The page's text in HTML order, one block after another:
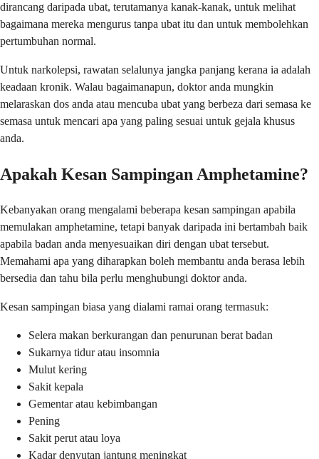
dirancang daripada ubat, terutamanya kanak-kanak, untuk melihat
bagaimana mereka mengurus tanpa ubat itu dan untuk membolehkan
pertumbuhan normal.
Untuk narkolepsi, rawatan selalunya jangka panjang kerana ia adalah
keadaan kronik. Walau bagaimanapun, doktor anda mungkin
melaraskan dos anda atau mencuba ubat yang berbeza dari semasa ke
semasa untuk mencari apa yang paling sesuai untuk gejala khusus
anda.
Apakah Kesan Sampingan Amphetamine?
Kebanyakan orang mengalami beberapa kesan sampingan apabila
memulakan amphetamine, tetapi banyak daripada ini bertambah baik
apabila badan anda menyesuaikan diri dengan ubat tersebut.
Memahami apa yang diharapkan boleh membantu anda berasa lebih
bersedia dan tahu bila perlu menghubungi doktor anda.
Kesan sampingan biasa yang dialami ramai orang termasuk:
Selera makan berkurangan dan penurunan berat badan
Sukarnya tidur atau insomnia
Mulut kering
Sakit kepala
Gementar atau kebimbangan
Pening
Sakit perut atau loya
Kadar denyutan jantung meningkat